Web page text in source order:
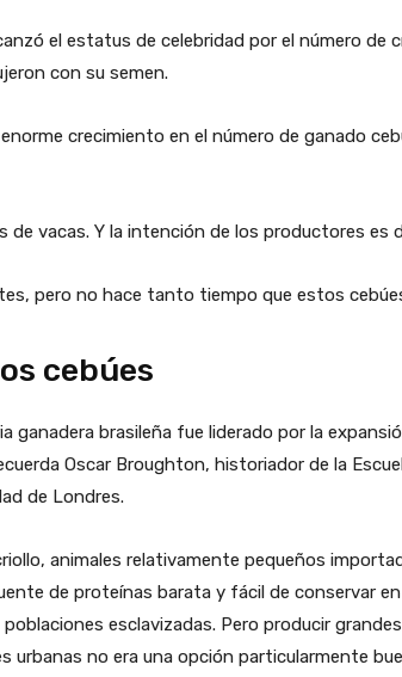
el estatus de celebridad por el número de
con su semen.
crecimiento en el número de ganado
de vacas. Y la intención de los productores es
pero no hace tanto tiempo que estos
cebúes
ganadera brasileña fue liderado por la
Oscar Broughton, historiador de la
de Londres.
animales relativamente pequeños
de proteínas barata y fácil de conservar
esclavizadas. Pero producir
urbanas no era una opción particularmente